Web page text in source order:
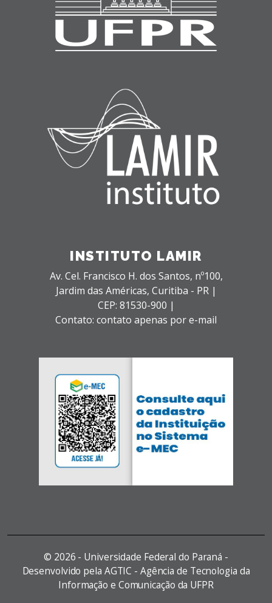
INSTITUTO LAMIR
Av. Cel. Francisco H. dos Santos, nº100,
Jardim das Américas, Curitiba - PR |
CEP: 81530-900 |
Contato: contato apenas por e-mail
© 2026 - Universidade Federal do Paraná -
Desenvolvido pela AGTIC - Agência de Tecnologia da
Informação e Comunicação da UFPR